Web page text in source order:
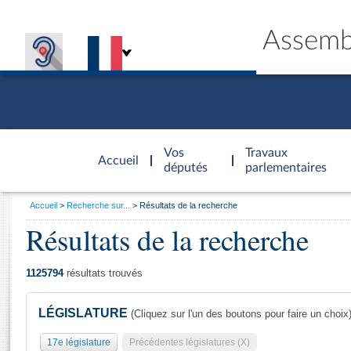
Accueil
d'accueil
Vos
députés
Travaux
parlementaires
Général
Vous
Accueil Recherche sur... Résultats de la recherche
Résultats de la recherche
1125794résultats trouvés
LÉGISLATURE (Cliquez sur l'un des boutons pour faire un choix)
17e législature Précédentes législatures (X)